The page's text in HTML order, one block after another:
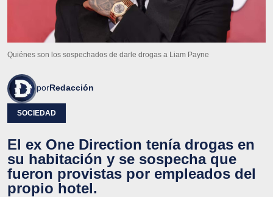
Quiénes son los sospechados de darle drogas a Liam Payne
porRedacción
SOCIEDAD
El ex One Direction tenía drogas en
su habitación y se sospecha que
fueron provistas por empleados del
propio hotel.